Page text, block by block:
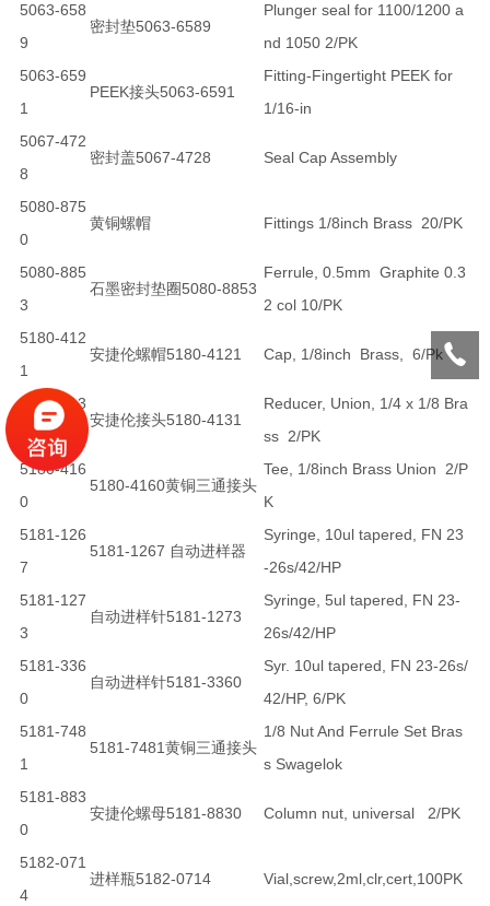
5063-658
9
密封垫5063-6589
Plunger seal for 1100/1200 a
nd 1050 2/PK
5063-659
1
PEEK接头5063-6591
Fitting-Fingertight PEEK for
1/16-in
5067-472
8
密封盖5067-4728 Seal Cap Assembly
5080-875
0
黄铜螺帽 Fittings 1/8inch Brass 20/PK
5080-885
3
石墨密封垫圈5080-8853
Ferrule, 0.5mm Graphite 0.3
2 col 10/PK
5180-412
1
安捷伦螺帽5180-4121 Cap, 1/8inch Brass, 6/Pk
5180-413
1
安捷伦接头5180-4131
Reducer, Union, 1/4 x 1/8 Bra
ss 2/PK
5180-416
0
5180-4160黄铜三通接头
Tee, 1/8inch Brass Union 2/P
K
5181-126
7
5181-1267 自动进样器
Syringe, 10ul tapered, FN 23
-26s/42/HP
5181-127
3
自动进样针5181-1273
Syringe, 5ul tapered, FN 23-
26s/42/HP
5181-336
0
自动进样针5181-3360
Syr. 10ul tapered, FN 23-26s/
42/HP, 6/PK
5181-748
1
5181-7481黄铜三通接头
1/8 Nut And Ferrule Set Bras
s Swagelok
5181-883
0
安捷伦螺母5181-8830 Column nut, universal 2/PK
5182-071
4
进样瓶5182-0714 Vial,screw,2ml,clr,cert,100PK